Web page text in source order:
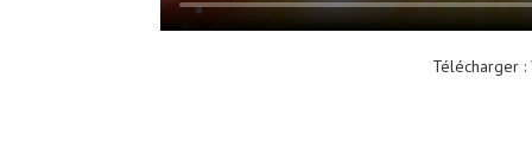
Télécharger :